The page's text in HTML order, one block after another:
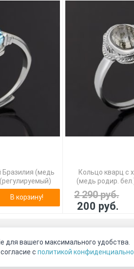
Бразилия (медь
В корзину!
Кольцо кварц с
(медь родир.
2 290 руб.
200 руб.
СОУТ Телеграм Max
для вашего максимального удобства.
с политикой